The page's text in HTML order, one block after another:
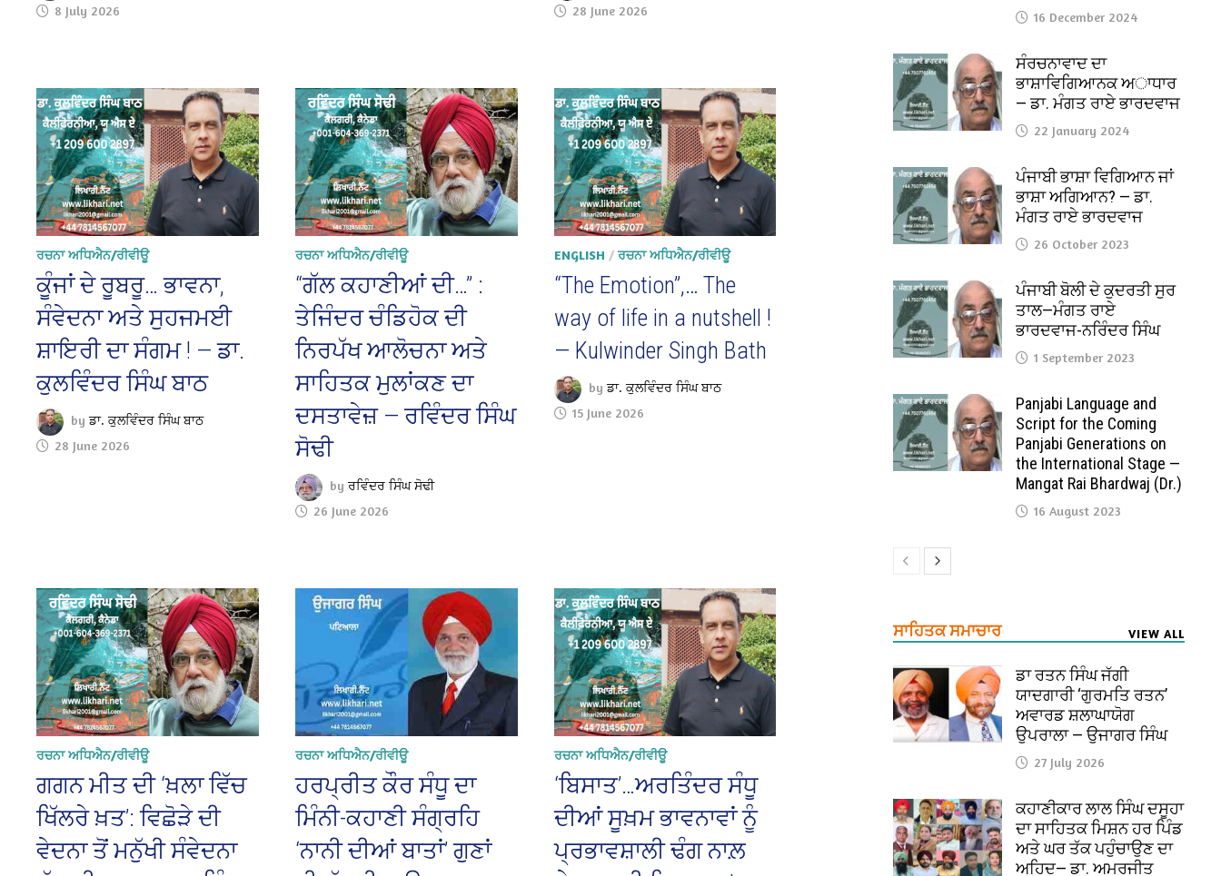
8 July 2026
28 June 2026
ਰਚਨਾ ਅਧਿਐਨ/ਰੀਵੀਊ
ਕੂੰਜਾਂ ਦੇ ਰੂਬਰੂ… ਭਾਵਨਾ,
ਸੰਵੇਦਨਾ ਅਤੇ ਸੁਹਜਮਈ
ਸ਼ਾਇਰੀ ਦਾ ਸੰਗਮ ! — ਡਾ.
ਕੁਲਵਿੰਦਰ ਸਿੰਘ ਬਾਠ
byਡਾ. ਕੁਲਵਿੰਦਰ ਸਿੰਘ ਬਾਠ
28 June 2026
ਰਚਨਾ ਅਧਿਐਨ/ਰੀਵੀਊ
“ਗੱਲ ਕਹਾਣੀਆਂ ਦੀ…” :
ਤੇਜਿੰਦਰ ਚੰਡਿਹੋਕ ਦੀ
ਨਿਰਪੱਖ ਆਲੋਚਨਾ ਅਤੇ
ਸਾਹਿਤਕ ਮੁਲਾਂਕਣ ਦਾ
ਦਸਤਾਵੇਜ਼ — ਰਵਿੰਦਰ ਸਿੰਘ
ਸੋਢੀ
by ਰਵਿੰਦਰ ਸਿੰਘ ਸੋਢੀ
26 June 2026
ENGLISH / ਰਚਨਾ ਅਧਿਐਨ/ਰੀਵੀਊ
“The Emotion”,… The
way of life in a nutshell !
— Kulwinder Singh Bath
byਡਾ. ਕੁਲਵਿੰਦਰ ਸਿੰਘ ਬਾਠ
15 June 2026
ਰਚਨਾ ਅਧਿਐਨ/ਰੀਵੀਊ
ਗਗਨ ਮੀਤ ਦੀ ‘ਖ਼ਲਾ ਵਿੱਚ
ਖਿੱਲਰੇ ਖ਼ਤ’: ਵਿਛੋੜੇ ਦੀ
ਵੇਦਨਾ ਤੋਂ ਮਨੁੱਖੀ ਸੰਵੇਦਨਾ
ਰਚਨਾ ਅਧਿਐਨ/ਰੀਵੀਊ
ਹਰਪ੍ਰੀਤ ਕੌਰ ਸੰਧੂ ਦਾ
ਮਿੰਨੀ-ਕਹਾਣੀ ਸੰਗ੍ਰਹਿ
‘ਨਾਨੀ ਦੀਆਂ ਬਾਤਾਂ’ ਗੁਣਾਂ
ਰਚਨਾ ਅਧਿਐਨ/ਰੀਵੀਊ
‘ਬਿਸਾਤ’…ਅਰਤਿੰਦਰ ਸੰਧੂ
ਦੀਆਂ ਸੂਖ਼ਮ ਭਾਵਨਾਵਾਂ ਨੂੰ
ਪ੍ਰਭਾਵਸ਼ਾਲੀ ਢੰਗ ਨਾਲ਼
16 December 2024
ਸੰਰਚਨਾਵਾਦ ਦਾ
ਭਾਸ਼ਾਵਿਗਿਆਨਕ ਅਾਧਾਰ
— ਡਾ. ਮੰਗਤ ਰਾਏ ਭਾਰਦਵਾਜ
22 January 2024
ਪੰਜਾਬੀ ਭਾਸ਼ਾ ਵਿਗਿਆਨ ਜਾਂ
ਭਾਸ਼ਾ ਅਗਿਆਨ? — ਡਾ.
ਮੰਗਤ ਰਾਏ ਭਾਰਦਵਾਜ
26 October 2023
ਪੰਜਾਬੀ ਬੋਲੀ ਦੇ ਕੁਦਰਤੀ ਸੁਰ
ਤਾਲ—ਮੰਗਤ ਰਾਏ
ਭਾਰਦਵਾਜ-ਨਰਿੰਦਰ ਸਿੰਘ
1 September 2023
Panjabi Language and
Script for the Coming
Panjabi Generations on
the International Stage —
Mangat Rai Bhardwaj (Dr.)
16 August 2023
ਸਾਹਿਤਕ ਸਮਾਚਾਰ VIEW ALL
ਡਾ ਰਤਨ ਸਿੰਘ ਜੱਗੀ
ਯਾਦਗਾਰੀ ‘ਗੁਰਮਤਿ ਰਤਨ’
ਅਵਾਰਡ ਸ਼ਲਾਘਾਯੋਗ
ਉਪਰਾਲਾ — ਉਜਾਗਰ ਸਿੰਘ
27 July 2026
ਕਹਾਣੀਕਾਰ ਲਾਲ ਸਿੰਘ ਦਸੂਹਾ
ਦਾ ਸਾਹਿਤਕ ਮਿਸ਼ਨ ਹਰ ਪਿੰਡ
ਅਤੇ ਘਰ ਤੱਕ ਪਹੁੰਚਾਉਣ ਦਾ
ਅਹਿਦ— ਡਾ. ਅਮਰਜੀਤ